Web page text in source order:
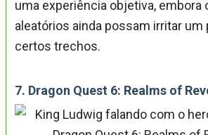
uma experiência objetiva, embora
aleatórios ainda possam irritar um
certos trechos.
7. Dragon Quest 6: Realms of